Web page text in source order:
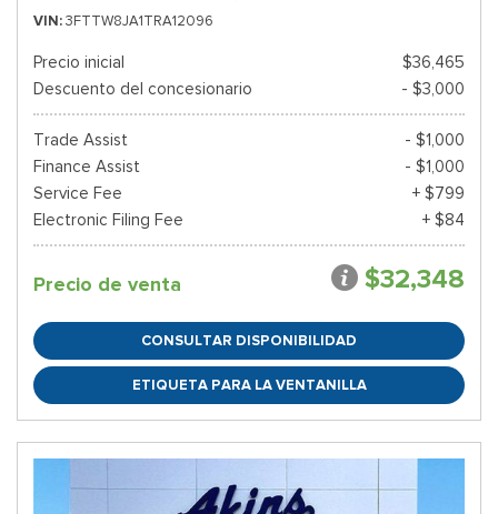
VIN 3FTTW8JA1TRA12096
Precio inicial
$36,465
Descuento del concesionario
- $3,000
Trade Assist
- $1,000
Finance Assist
- $1,000
Service Fee
+ $799
Electronic Filing Fee
+ $84
Precio de venta $32,348
CONSULTAR DISPONIBILIDAD
ETIQUETA PARA LA VENTANILLA